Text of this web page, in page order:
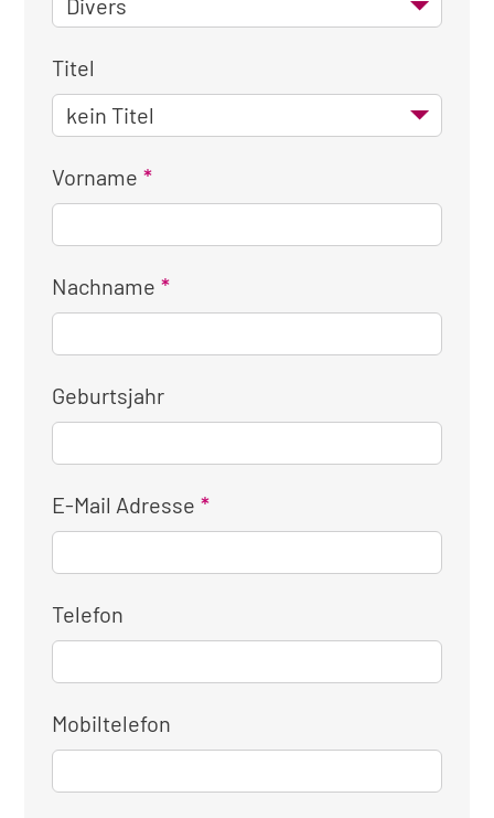
Titel
Vorname
Nachname
Geburtsjahr
E-Mail Adresse
Telefon
Mobiltelefon